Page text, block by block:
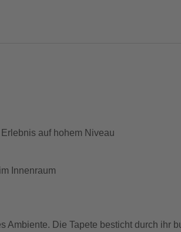
auf hohem Niveau
Innenraum
Die Tapete besticht durch ihr